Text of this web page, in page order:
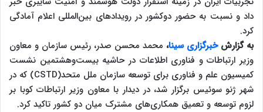
داد و نسبت به حضور دوکشور در رویدادهای بین‌المللی اعلام آمادگی
کرد.
به گزارشخبرگزاری سینا، محمد محسن صدر، رئیس سازمان و معاون
وزیر ارتباطات و فناوری اطلاعات در حاشیه بیست‌وهشتمین نشست
کمیسیون علم و فناوری برای توسعه سازمان ملل متحد(CSTD) که در
شهر ژنو سوئیس برگزار شد، در دیدار با معاون وزیر ارتباطات کوبا بر
لزوم توسعه و تعمیق همکاری‌های مشترک میان دو کشور تاکید کرد.